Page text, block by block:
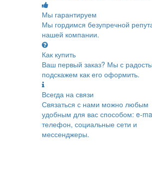
Мы гарантируем
Мы гордимся безупречной
нашей компании.
Как купить
Ваш первый заказ? Мы с
подскажем как его оформить.
Всегда на связи
Связаться с нами можно любым
удобным для вас способом: e-
телефон, социальные сети и
мессенджеры.